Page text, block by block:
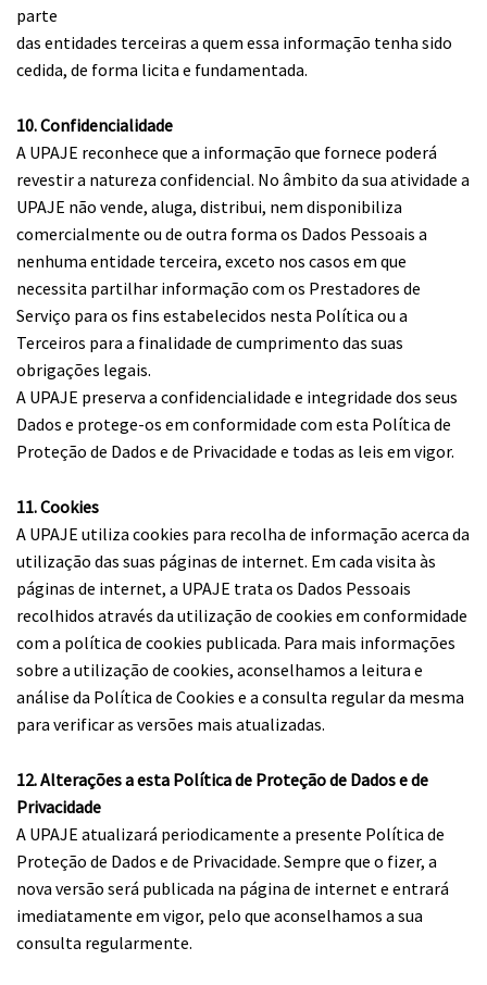
parte
das entidades terceiras a quem essa informação tenha sido
cedida, de forma licita e fundamentada.
10. Confidencialidade
A UPAJE reconhece que a informação que fornece poderá
revestir a natureza confidencial. No âmbito da sua atividade a
UPAJE não vende, aluga, distribui, nem disponibiliza
comercialmente ou de outra forma os Dados Pessoais a
nenhuma entidade terceira, exceto nos casos em que
necessita partilhar informação com os Prestadores de
Serviço para os fins estabelecidos nesta Política ou a
Terceiros para a finalidade de cumprimento das suas
obrigações legais.
A UPAJE preserva a confidencialidade e integridade dos seus
Dados e protege-os em conformidade com esta Política de
Proteção de Dados e de Privacidade e todas as leis em vigor.
11. Cookies
A UPAJE utiliza cookies para recolha de informação acerca da
utilização das suas páginas de internet. Em cada visita às
páginas de internet, a UPAJE trata os Dados Pessoais
recolhidos através da utilização de cookies em conformidade
com a política de cookies publicada. Para mais informações
sobre a utilização de cookies, aconselhamos a leitura e
análise da Política de Cookies e a consulta regular da mesma
para verificar as versões mais atualizadas.
12. Alterações a esta Política de Proteção de Dados e de
Privacidade
A UPAJE atualizará periodicamente a presente Política de
Proteção de Dados e de Privacidade. Sempre que o fizer, a
nova versão será publicada na página de internet e entrará
imediatamente em vigor, pelo que aconselhamos a sua
consulta regularmente.